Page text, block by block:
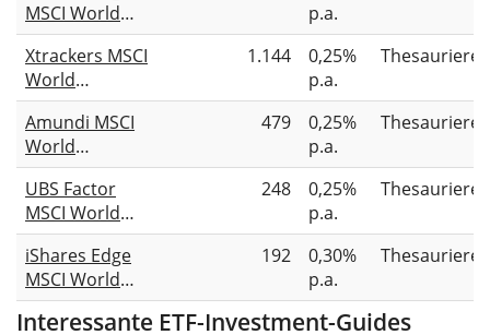
MSCI World
Minimum
Volatility
UCITS ETF USD
(Acc)
p.a.
Xtrackers MSCI
World
Minimum
Volatility
UCITS ETF 1C
1.144
0,25%
p.a.
Amundi MSCI
World
Minimum
Volatility
Advanced
UCITS ETF Acc
479
0,25%
p.a.
UBS Factor
MSCI World
Selection
Minimum
Volatility
UCITS ETF USD
248
0,25%
p.a.
iShares Edge
MSCI World
Minimum
Volatility
192
0,30%
p.a.
Interessante ETF-Investment-Guides